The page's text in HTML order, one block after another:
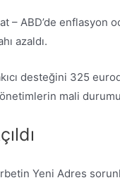
– ABD’de
azaldı.
desteğini 325
mali
Yeni Adres